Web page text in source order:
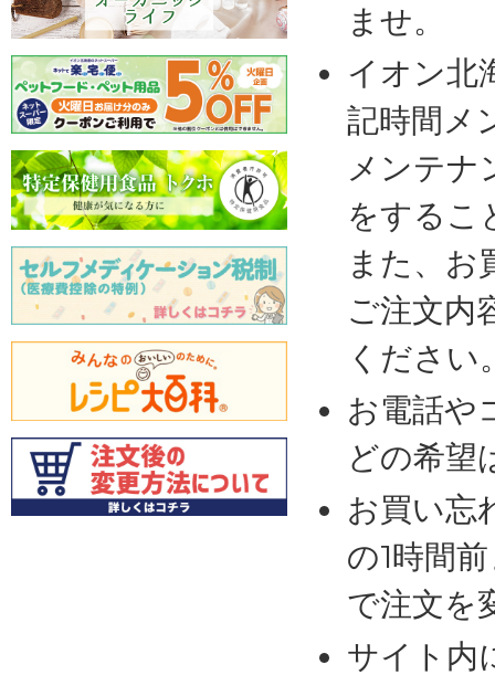
ませ。
イオン北
記時間メ
メンテナ
をするこ
また、お
ご注文内
ください
お電話や
どの希望
お買い忘
の1時間
で注文を
サイト内